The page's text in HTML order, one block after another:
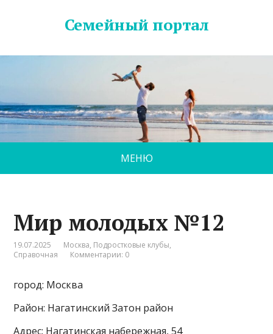
Семейный портал
МЕНЮ
Мир молодых №12
19.07.2025 Москва, Подростковые клубы,
Справочная
Комментарии: 0
город: Москва
Район: Нагатинский Затон район
Адрес: Нагатинская набережная, 54